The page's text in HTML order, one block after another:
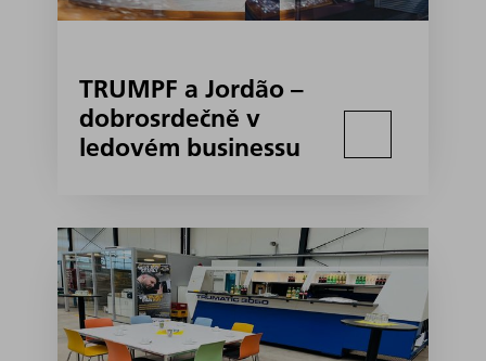
TRUMPF a Jordão –
dobrosrdečně v
ledovém businessu